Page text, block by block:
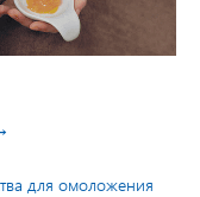
для омоложения